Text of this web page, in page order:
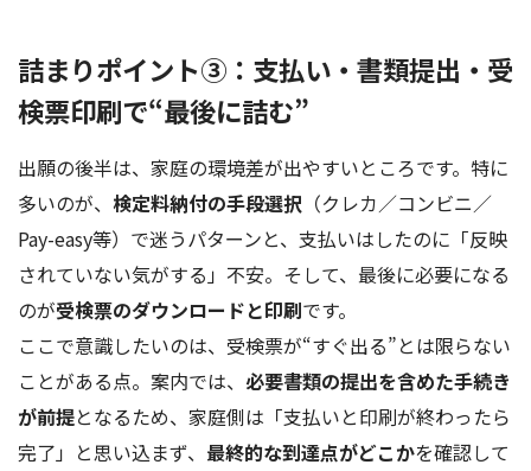
詰まりポイント③：支払い・書類提出・受
検票印刷で“最後に詰む”
出願の後半は、家庭の環境差が出やすいところです。特に
多いのが、 検定料納付の手段選択 （クレカ／コンビニ／
Pay-easy等）で迷うパターンと、支払いはしたのに「反映
されていない気がする」不安。そして、最後に必要になる
のが受検票のダウンロードと印刷です。
ここで意識したいのは、受検票が“すぐ出る”とは限らない
ことがある点。案内では、 必要書類の提出を含めた手続き
が前提となるため、家庭側は「支払いと印刷が終わったら
完了」と思い込まず、 最終的な到達点がどこかを確認して